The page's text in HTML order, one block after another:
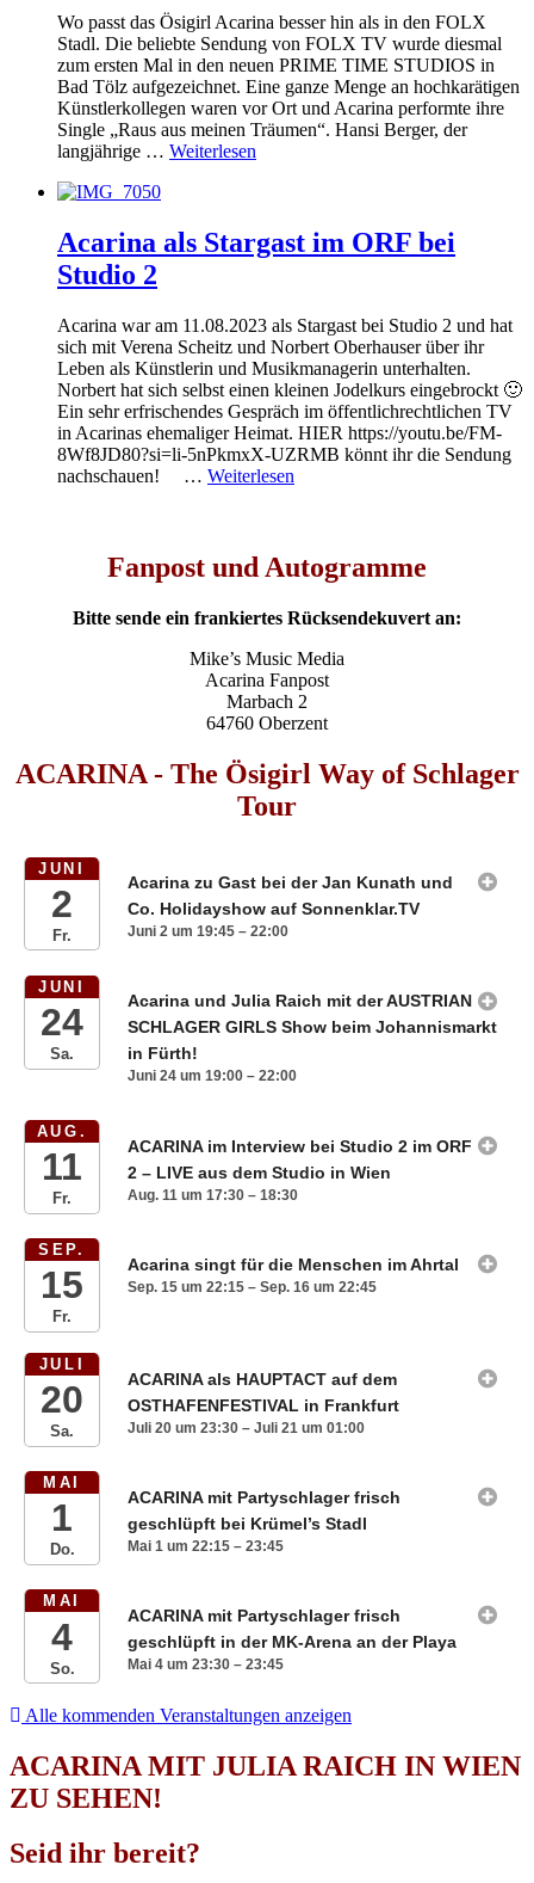
Wo passt das Ösigirl Acarina besser hin als in den FOLX
Stadl. Die beliebte Sendung von FOLX TV wurde diesmal
zum ersten Mal in den neuen PRIME TIME STUDIOS in
Bad Tölz aufgezeichnet. Eine ganze Menge an hochkarätigen
Künstlerkollegen waren vor Ort und Acarina performte ihre
Single „Raus aus meinen Träumen“. Hansi Berger, der
langjährige … Weiterlesen
Acarina als Stargast im ORF bei
Studio 2
Acarina war am 11.08.2023 als Stargast bei Studio 2 und hat
sich mit Verena Scheitz und Norbert Oberhauser über ihr
Leben als Künstlerin und Musikmanagerin unterhalten.
Norbert hat sich selbst einen kleinen Jodelkurs eingebrockt 🙂
Ein sehr erfrischendes Gespräch im öffentlichrechtlichen TV
in Acarinas ehemaliger Heimat. HIER https://youtu.be/FM-
8Wf8JD80?si=li-5nPkmxX-UZRMB könnt ihr die Sendung
nachschauen! … Weiterlesen
Fanpost und Autogramme
Bitte sende ein frankiertes Rücksendekuvert an:
Mike’s Music Media
Acarina Fanpost
Marbach 2
64760 Oberzent
ACARINA - The Ösigirl Way of Schlager
Tour
JUNI
2
Fr.
Acarina zu Gast bei der Jan Kunath und
Co. Holidayshow auf Sonnenklar.TV
Juni 2 um 19:45 – 22:00
JUNI
24
Sa.
Acarina und Julia Raich mit der AUSTRIAN
SCHLAGER GIRLS Show beim Johannismarkt
in Fürth!
Juni 24 um 19:00 – 22:00
AUG.
11
Fr.
ACARINA im Interview bei Studio 2 im ORF
2 – LIVE aus dem Studio in Wien
Aug. 11 um 17:30 – 18:30
SEP.
15
Fr.
Acarina singt für die Menschen im Ahrtal
Sep. 15 um 22:15 – Sep. 16 um 22:45
JULI
20
Sa.
ACARINA als HAUPTACT auf dem
OSTHAFENFESTIVAL in Frankfurt
Juli 20 um 23:30 – Juli 21 um 01:00
MAI
1
Do.
ACARINA mit Partyschlager frisch
geschlüpft bei Krümel’s Stadl
Mai 1 um 22:15 – 23:45
MAI
4
So.
ACARINA mit Partyschlager frisch
geschlüpft in der MK-Arena an der Playa
Mai 4 um 23:30 – 23:45
Alle kommenden Veranstaltungen anzeigen
ACARINA MIT JULIA RAICH IN WIEN
ZU SEHEN!
Seid ihr bereit?